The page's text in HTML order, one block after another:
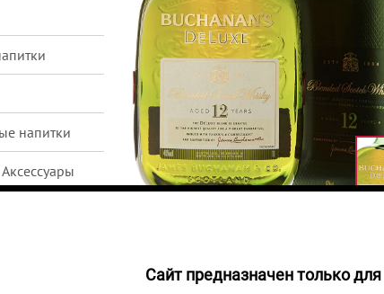
напитки
НЕТ В НАЛИЧИИ
Cайт предназначен только